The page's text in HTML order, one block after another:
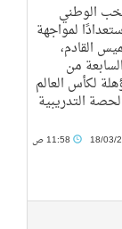
الوطني
لمواجهة
القادم،
من
لكأس العالم
الحصة التدريبية
18/03/